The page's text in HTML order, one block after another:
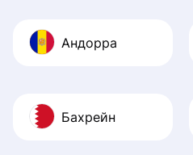
Андорра
Бахрейн